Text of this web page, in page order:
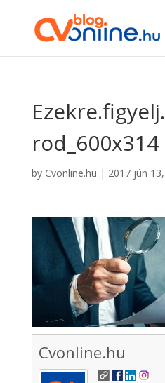
rod_600x314
by Cvonline.hu | 2017 jún 13,
Cvonline.hu